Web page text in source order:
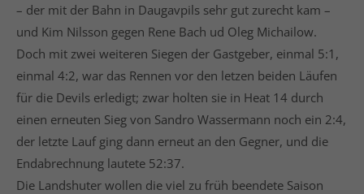
– der mit der Bahn in Daugavpils sehr gut zurecht kam –
und Kim Nilsson gegen Rene Bach ud Oleg Michailow.
Doch mit zwei weiteren Siegen der Gastgeber, einmal 5:1,
einmal 4:2, war das Rennen vor den letzen beiden Läufen
für die Devils erledigt; zwar holten sie in Heat 14 durch
einen erneuten Sieg von Sandro Wassermann noch ein 2:4,
der letzte Lauf ging dann erneut an den Gegner, und die
Endabrechnung lautete 52:37.
Die Landshuter wollen die viel zu früh beendete Saison